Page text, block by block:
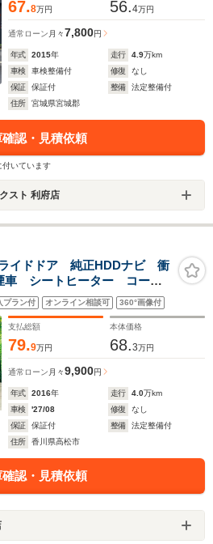
67.8万円 56.4万円
通常ローン 月々7,800円
年式 2015年 走行 4.9万km
車検
車検整備付 修復
なし
保証
保証付 整備
法定整備付
住所
宮城県宮城郡
認・見積依頼
付いています
スト 利府店
イドドア 純正HDDナビ 衝
車 シートヒーター コーナ
LEDヘッド ETC 車線逸
トエアコン CD
プラン付 オンライン相談可 360°画像付
支払総額
79.9万円
本体価格
68.3万円
通常ローン 月々9,900円
年式 2016年 走行 4.0万km
車検
'27/08 修復
なし
保証
保証付 整備
法定整備付
住所
香川県高松市
認・見積依頼